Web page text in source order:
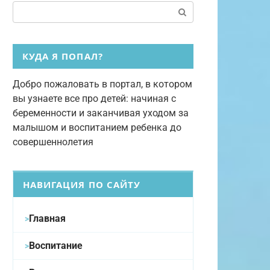
КУДА Я ПОПАЛ?
Добро пожаловать в портал, в котором
вы узнаете все про детей: начиная с
беременности и заканчивая уходом за
малышом и воспитанием ребенка до
совершеннолетия
НАВИГАЦИЯ ПО САЙТУ
Главная
Воспитание